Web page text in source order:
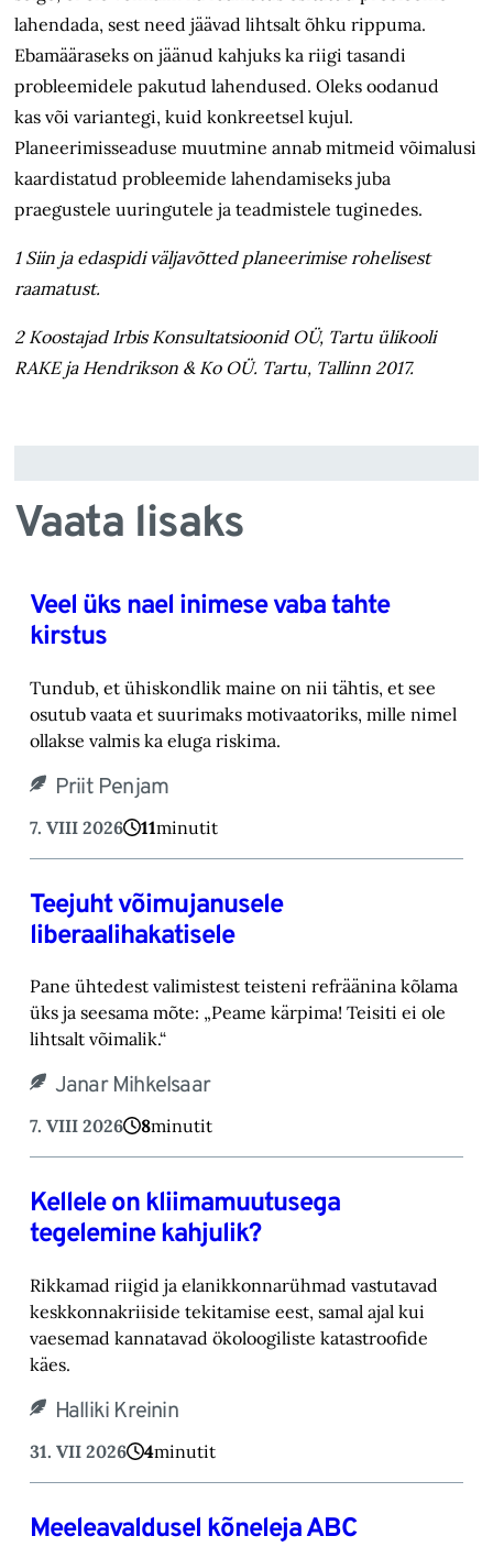
lahendada, sest need jäävad lihtsalt õhku rippuma.
Ebamääraseks on jäänud kahjuks ka riigi tasandi
probleemidele pakutud lahendused. Oleks oodanud
kas või variantegi, kuid konkreetsel kujul.
Planeerimisseaduse muutmine annab mitmeid võimalusi
kaardistatud probleemide lahendamiseks juba
praegustele uuringutele ja teadmistele tuginedes.
1 Siin ja edaspidi väljavõtted planeerimise rohelisest
raamatust.
2 Koostajad Irbis Konsultatsioonid OÜ, Tartu ülikooli
RAKE ja Hendrikson & Ko OÜ. Tartu, Tallinn 2017.
Vaata lisaks
Veel üks nael inimese vaba tahte
kirstus
Tundub, et ühiskondlik maine on nii tähtis, et see
osutub vaata et suurimaks motivaatoriks, ‎mille nimel
ollakse valmis ka eluga riskima.‎
Priit Penjam
7. VIII 2026 11minutit
Teejuht võimujanusele
liberaalihakatisele
Pane ühtedest valimistest teisteni refräänina kõlama
üks ja seesama mõte: „Peame kärpima! ‎Teisiti ei ole
lihtsalt võimalik.“‎
Janar Mihkelsaar
7. VIII 2026 8minutit
Kellele on kliimamuutusega
tegelemine kahjulik?
Rikkamad riigid ja elanikkonnarühmad vastutavad
keskkonnakriiside tekitamise eest, samal ajal kui
vaesemad kannatavad ökoloogiliste katastroofide
käes.
Halliki Kreinin
31. VII 2026 4minutit
Meeleavaldusel kõneleja ABC